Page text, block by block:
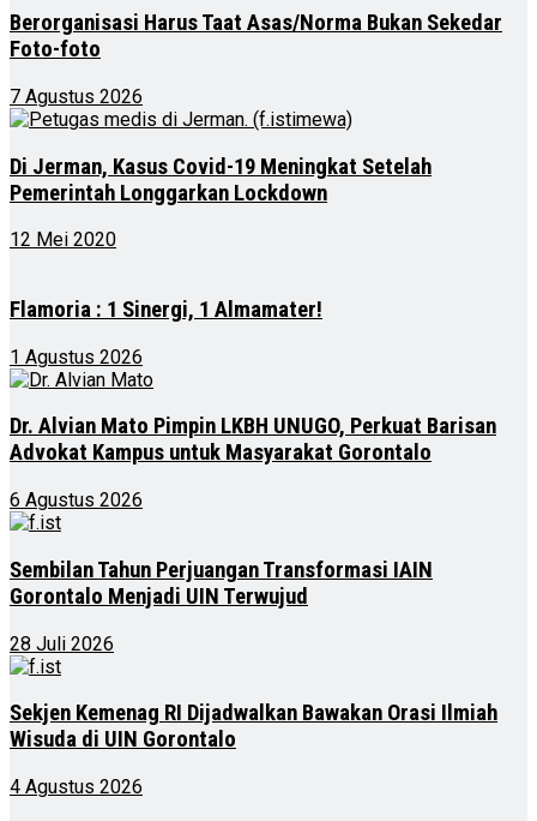
Berorganisasi Harus Taat Asas/Norma Bukan Sekedar
Foto-foto
7 Agustus 2026
Di Jerman, Kasus Covid-19 Meningkat Setelah
Pemerintah Longgarkan Lockdown
12 Mei 2020
Flamoria : 1 Sinergi, 1 Almamater!
1 Agustus 2026
Dr. Alvian Mato Pimpin LKBH UNUGO, Perkuat Barisan
Advokat Kampus untuk Masyarakat Gorontalo
6 Agustus 2026
Sembilan Tahun Perjuangan Transformasi IAIN
Gorontalo Menjadi UIN Terwujud
28 Juli 2026
Sekjen Kemenag RI Dijadwalkan Bawakan Orasi Ilmiah
Wisuda di UIN Gorontalo
4 Agustus 2026